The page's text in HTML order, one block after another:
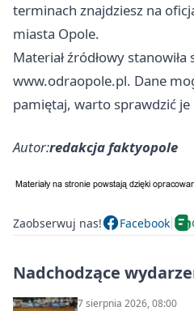
terminach znajdziesz na
miasta Opole.
Materiał źródłowy stanowiła
www.odraopole.pl. Dane
pamiętaj, warto sprawdzić
Autor:redakcja faktyopole
Zaobserwuj nas! Facebook
Nadchodzące
7 sierpnia 2026, 08:00